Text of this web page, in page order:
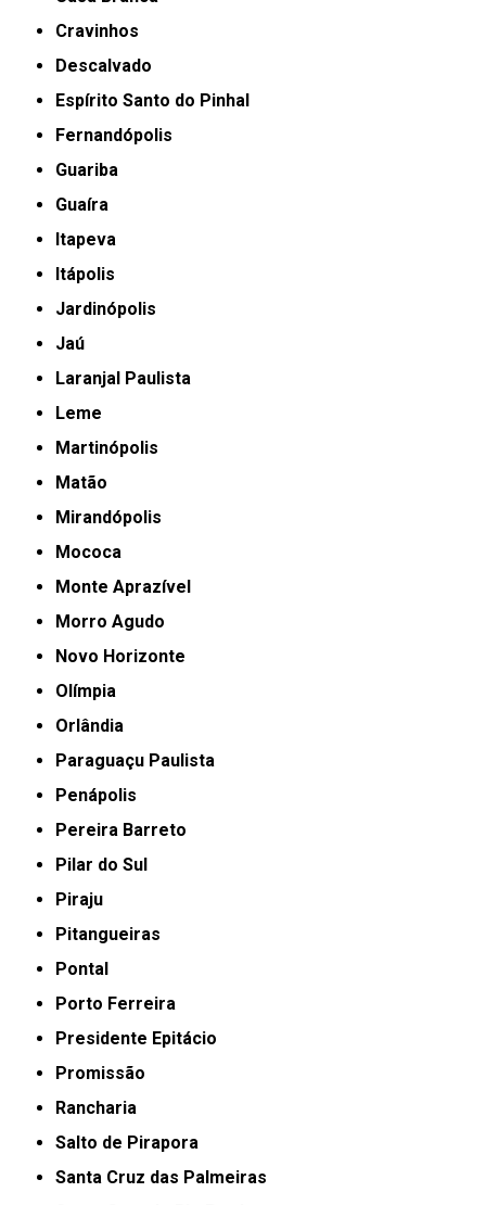
Cravinhos
Descalvado
Espírito Santo do Pinhal
Fernandópolis
Guariba
Guaíra
Itapeva
Itápolis
Jardinópolis
Jaú
Laranjal Paulista
Leme
Martinópolis
Matão
Mirandópolis
Mococa
Monte Aprazível
Morro Agudo
Novo Horizonte
Olímpia
Orlândia
Paraguaçu Paulista
Penápolis
Pereira Barreto
Pilar do Sul
Piraju
Pitangueiras
Pontal
Porto Ferreira
Presidente Epitácio
Promissão
Rancharia
Salto de Pirapora
Santa Cruz das Palmeiras